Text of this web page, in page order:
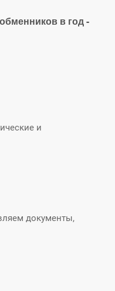
в год -
и
документы,